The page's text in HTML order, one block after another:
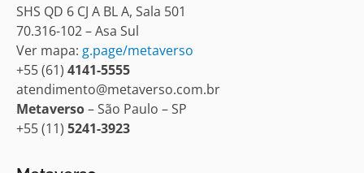
SHS QD 6 CJ A BL A, Sala 501
70.316-102 – Asa Sul
Ver mapa: g.page/metaverso
+55 (61) 4141-5555
atendimento@metaverso.com.br
Metaverso– São Paulo – SP
+55 (11) 5241-3923